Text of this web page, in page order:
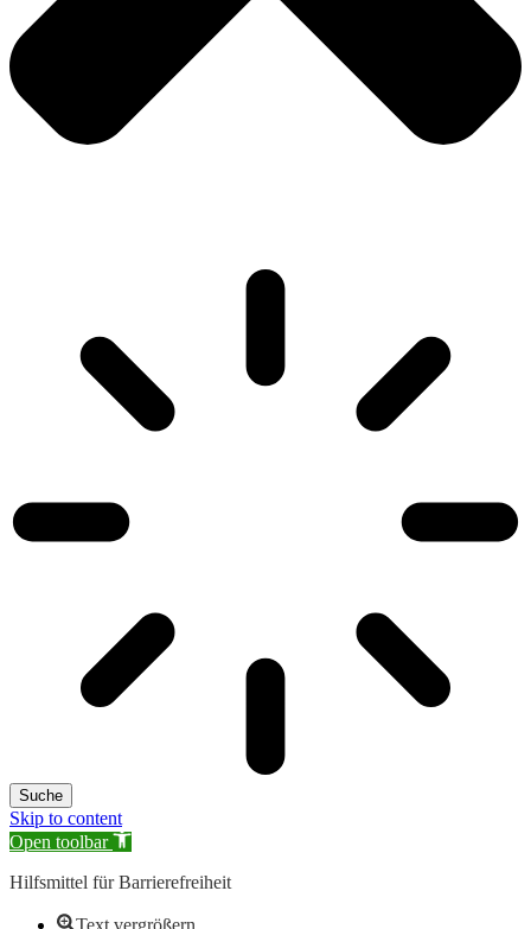
Suche
Skip to content
Open toolbar
Hilfsmittel für Barrierefreiheit